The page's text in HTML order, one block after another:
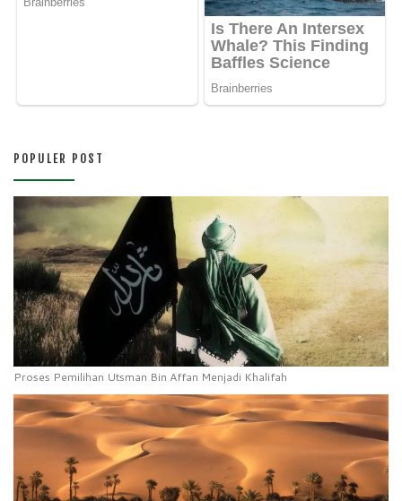
POPULER POST
Proses Pemilihan Utsman Bin Affan Menjadi Khalifah